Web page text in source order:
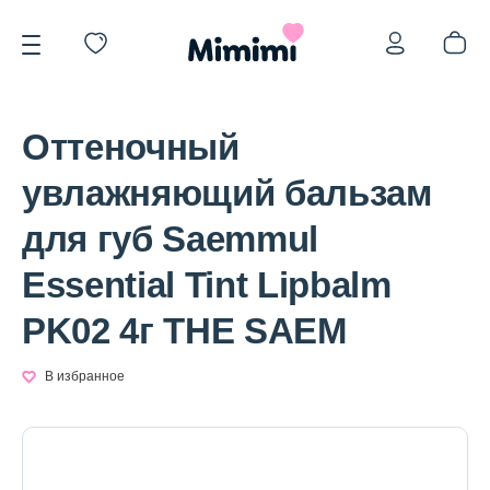
*OVERSTOCK -30%
Уход за лицом
Оттеночный
увлажняющий бальзам
для губ Saemmul
Essential Tint Lipbalm
PK02 4г THE SAEM
В избранное